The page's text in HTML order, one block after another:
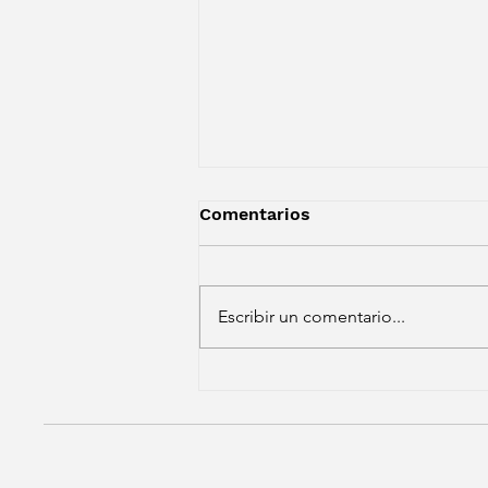
semanales
Comentarios
Escribir un comentario...